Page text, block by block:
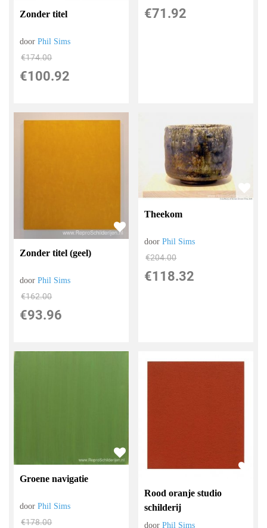
Zonder titel
doorPhil Sims
€174.00
€100.92
€71.92
Zonder titel (geel)
doorPhil Sims
€162.00
€93.96
Theekom
doorPhil Sims
€204.00
€118.32
Groene navigatie
doorPhil Sims
€178.00
Rood oranje studio
schilderij
doorPhil Sims